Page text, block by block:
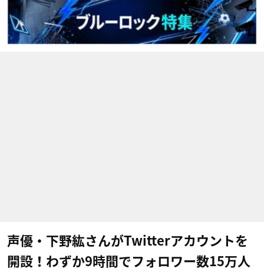
声優・下野紘さんがTwitterアカウントを
開設！わずか9時間でフォロワー数15万人